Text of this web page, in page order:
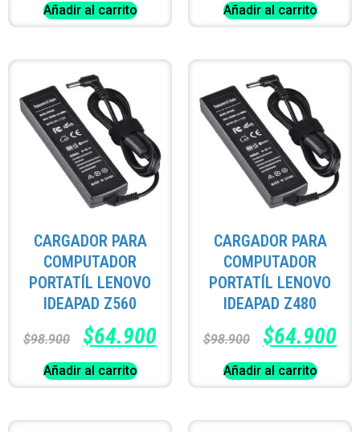
Añadir al carrito Añadir al carrito
CARGADOR PARA
COMPUTADOR
PORTATÍL LENOVO
IDEAPAD Z560
$98.900 $64.900
Añadir al carrito
CARGADOR PARA
COMPUTADOR
PORTATÍL LENOVO
IDEAPAD Z480
$98.900 $64.900
Añadir al carrito